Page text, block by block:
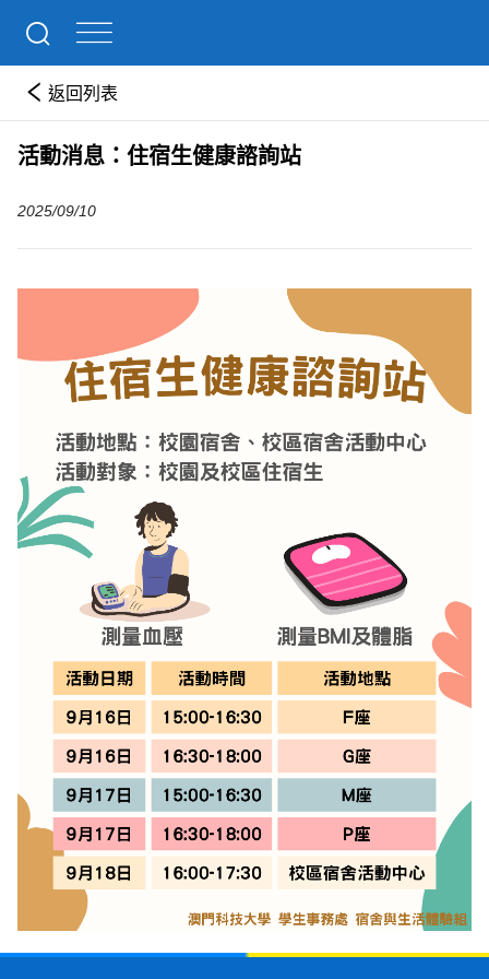
返回列表
活動消息：住宿生健康諮詢站
2025/09/10